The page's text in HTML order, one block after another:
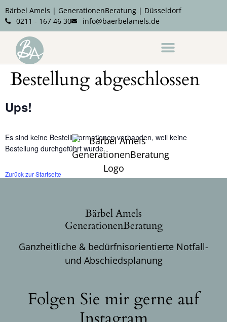
Bärbel Amels | GenerationenBeratung | Düsseldorf
0211 - 167 46 30
info@baerbelamels.de
Bestellung abgeschlossen
Ups!
Es sind keine Bestellinformationen vorhanden, weil keine
Bestellung durchgeführt wurde.
Zurück zur Startseite
Bärbel Amels
GenerationenBeratung
Ganzheitliche & bedürfnisorientierte Notfall-
und Abschiedsplanung
Folgen Sie mir gerne auf